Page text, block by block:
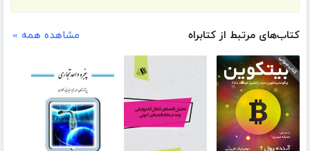
کتاب‌های مرتبط از کتابراه مشاهده همه »